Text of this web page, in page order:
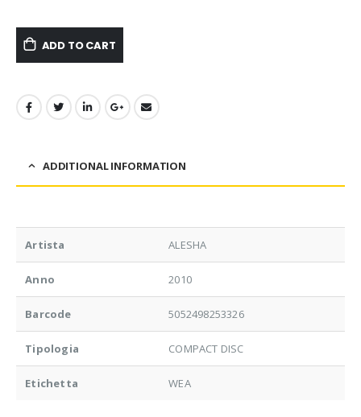
ADD TO CART
ADDITIONAL INFORMATION
Artista ALESHA
Anno 2010
Barcode 5052498253326
Tipologia COMPACT DISC
Etichetta WEA